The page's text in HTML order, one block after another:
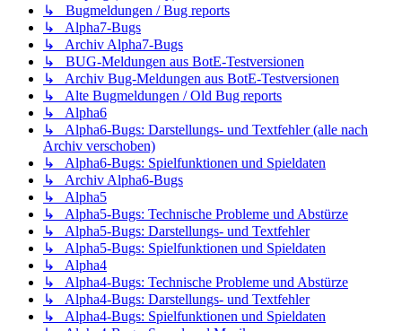
↳ Bugmeldungen / Bug reports
↳ Alpha7-Bugs
↳ Archiv Alpha7-Bugs
↳ BUG-Meldungen aus BotE-Testversionen
↳ Archiv Bug-Meldungen aus BotE-Testversionen
↳ Alte Bugmeldungen / Old Bug reports
↳ Alpha6
↳ Alpha6-Bugs: Darstellungs- und Textfehler (alle nach
Archiv verschoben)
↳ Alpha6-Bugs: Spielfunktionen und Spieldaten
↳ Archiv Alpha6-Bugs
↳ Alpha5
↳ Alpha5-Bugs: Technische Probleme und Abstürze
↳ Alpha5-Bugs: Darstellungs- und Textfehler
↳ Alpha5-Bugs: Spielfunktionen und Spieldaten
↳ Alpha4
↳ Alpha4-Bugs: Technische Probleme und Abstürze
↳ Alpha4-Bugs: Darstellungs- und Textfehler
↳ Alpha4-Bugs: Spielfunktionen und Spieldaten